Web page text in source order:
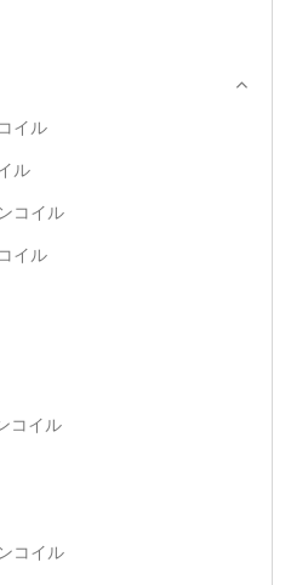
イル
ル
コイル
イル
コイル
コイル